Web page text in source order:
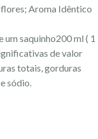
flores; Aroma Idêntico
saquinho200 ml ( 1
de valor
totais, gorduras
sódio.